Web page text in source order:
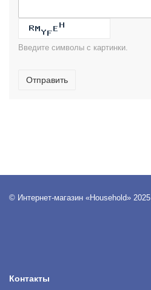
Введите символы с картинки.
Отправить
© Интернет-магазин «Household» 2025
Контакты